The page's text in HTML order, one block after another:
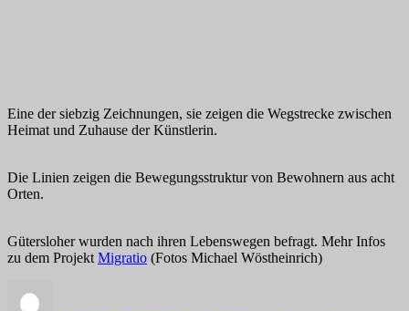
Eine der siebzig Zeichnungen, sie zeigen die Wegstrecke zwischen
Heimat und Zuhause der Künstlerin.
Die Linien zeigen die Bewegungsstruktur von Bewohnern aus acht
Orten.
Gütersloher wurden nach ihren Lebenswegen befragt. Mehr Infos
zu dem Projekt Migratio (Fotos Michael Wöstheinrich)